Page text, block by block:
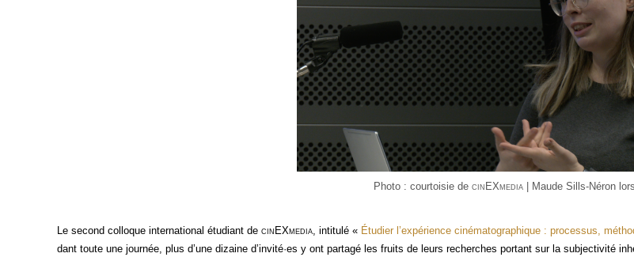
Pho­to : cour­toi­sie de cinEXmedia| Maude Sills-Néron
Le second col­loque inter­na­tio­nal étu­diant de cinEXmedia , inti­tu­lé « Étu­dier l’expérience ciné­ma­to­gra­phique : pro­ces­sus,
dant toute une jour­née, plus d’une dizaine d’invité·es y ont par­ta­gé les fruits de leurs recherches por­tant sur la sub­jec­ti­vi­té